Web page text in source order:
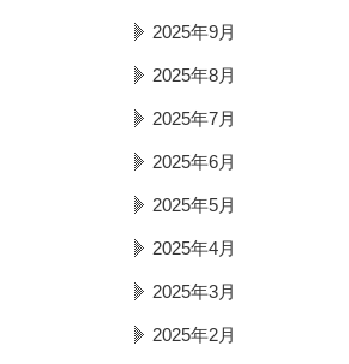
2025年9月
2025年8月
2025年7月
2025年6月
2025年5月
2025年4月
2025年3月
2025年2月